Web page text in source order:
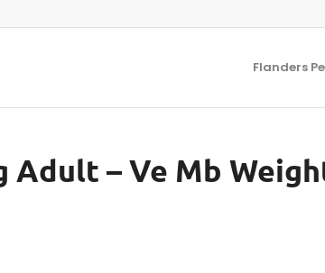
Flanders
Adult – Ve Mb